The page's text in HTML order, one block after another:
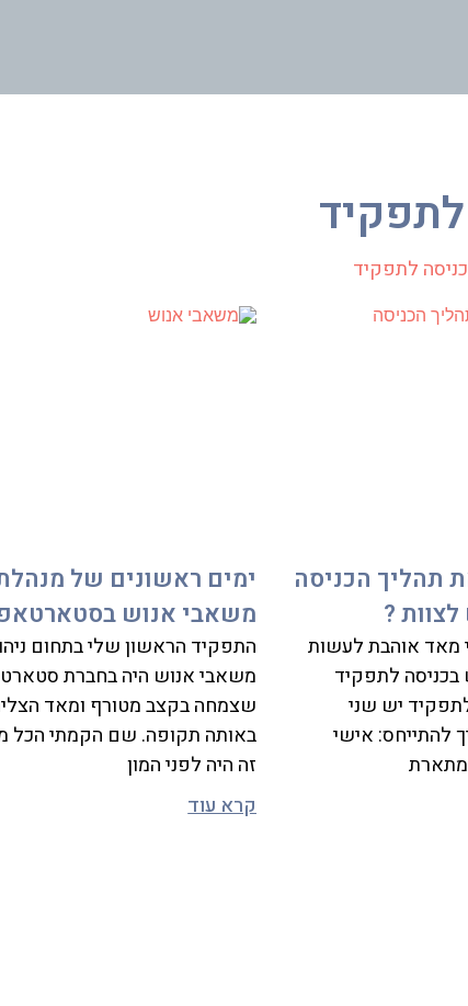
כניסה לתפקיד
תהליך הכניסה
?
מאד אוהבת לעשות
בכניסה לתפקיד
יש שני
להתייחס: אישי
מתארת
ימים ראשונים של
משאבי אנוש
התפקיד הראשון שלי בתחום
משאבי אנוש היה בחברת
שצמחה בקצב מטורף ומאד
באותה תקופה. שם הקמתי הכל
זה היה לפני המון
קרא עוד